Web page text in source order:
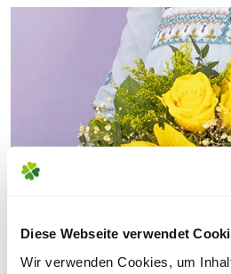
Diese Webseite verwendet
Wir verwenden Cookies, um